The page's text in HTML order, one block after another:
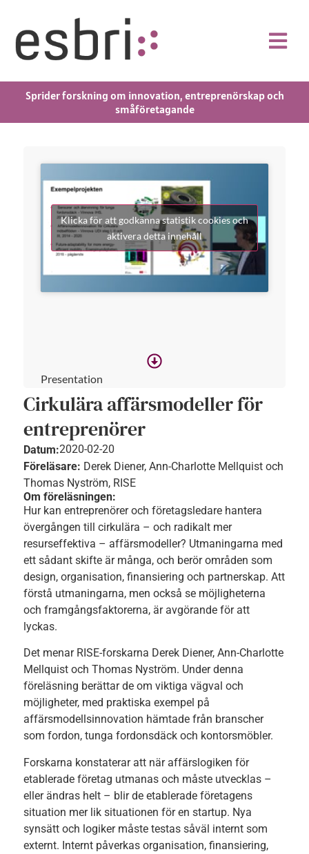
Sprider forskning om innovation, entreprenörskap och
småföretagande
Klicka för att godkänna statistik cookies och
aktivera detta innehåll
Presentation
Cirkulära affärsmodeller för
entreprenörer
Datum:2020-02-20
Föreläsare: Derek Diener, Ann-Charlotte Mellquist och
Thomas Nyström, RISE
Om föreläsningen:
Hur kan entreprenörer och företagsledare hantera
övergången till cirkulära – och radikalt mer
resurseffektiva – affärsmodeller? Utmaningarna med
ett sådant skifte är många, och berör områden som
design, organisation, finansiering och partnerskap. Att
förstå utmaningarna, men också se möjligheterna
och framgångsfaktorerna, är avgörande för att
lyckas.
Det menar RISE-forskarna Derek Diener, Ann-Charlotte
Mellquist och Thomas Nyström. Under denna
föreläsning berättar de om viktiga vägval och
möjligheter, med praktiska exempel på
affärsmodellsinnovation hämtade från branscher
som fordon, tunga fordonsdäck och kontorsmöbler.
Forskarna konstaterar att när affärslogiken för
etablerade företag utmanas och måste utvecklas –
eller ändras helt – blir de etablerade företagens
situation mer lik situationen för en startup. Nya
synsätt och logiker måste testas såväl internt som
externt. Internt påverkas organisation, finansiering,